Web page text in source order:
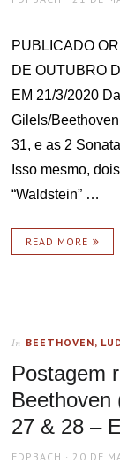
PUBLICADO
DE OUTUBRO
EM 21/3/2020
Gilels/
31, e as 2
Isso mesmo,
“Waldstein” …
READ MORE
In BEETHOVEN,
Postagem
Beethoven
27 & 28 –
AUTHOR
FDPBACH
POSTED
20 DE